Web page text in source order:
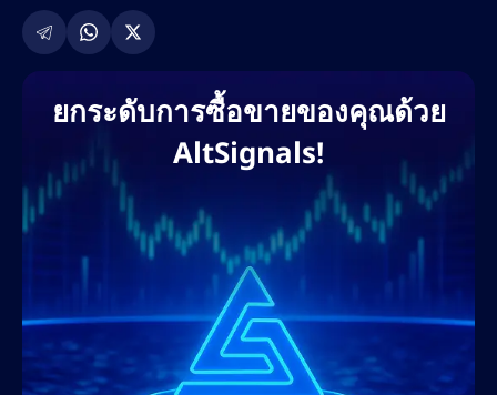
และการตลาดคอนเทนต์ที่ขับเคลื่อนด้วย AI เขา
เคยร่วมงานกับแพลตฟอร์มแลกเปลี่ยนคริปโต
ชั้นนำ โบรกเกอร์ฟอเร็กซ์ โครงการ DeFi และ
แพลตฟอร์มการศึกษาด้านการซื้อขาย เพื่อช่วย
ให้แบรนด์ต่างๆ ขยายการเข้าถึงบนโลกดิจิทัล
และครองอันดับการค้นหา แนวทางที่ขับเคลื่อน
ด้วยข้อมูลของเขาช่วยให้มั่นใจได้ว่าจะได้รับ
ROI สูงสุด การมีส่วนร่วมของผู้ใช้ และการสร้าง
ลีดสูงสุด ผ่านบล็อกที่ปรับแต่ง SEO หน้าแลนดิ้ง
เพจ และกลยุทธ์คอนเทนต์ที่เน้นการแปลงเป็น
ลูกค้า
ก่อนร่วมงานกับ AltSignals ในเดือนกุมภาพันธ์
ยกระดับการซื้อขายของคุณด้วย
AltSignals!